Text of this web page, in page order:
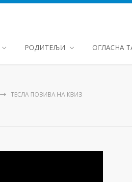
РОДИТЕЉИ ОГЛАСНА
ТЕСЛА ПОЗИВА НА КВИЗ